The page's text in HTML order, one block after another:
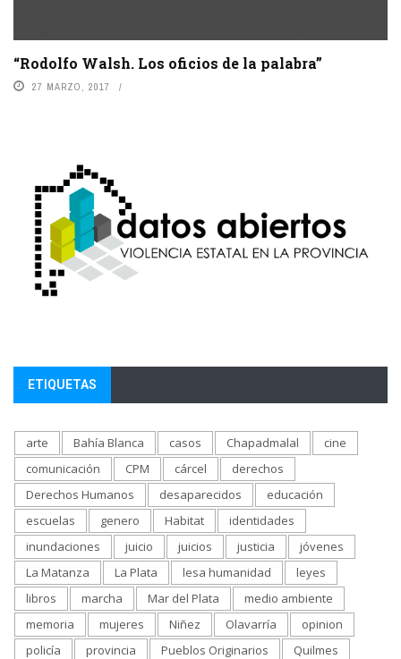
“Rodolfo Walsh. Los oficios de la palabra”
27 MARZO, 2017
ETIQUETAS
arte Bahía Blanca casos Chapadmalal
cine
comunicación
CPM cárcel
derechos
Derechos Humanos
desaparecidos
educación
escuelas
genero Habitat
identidades
inundaciones
juicio juicios justicia
jóvenes
La Matanza
La Plata lesa humanidad
leyes
libros
marcha Mar del Plata
medio ambiente
memoria
mujeres Niñez Olavarría
opinion
policía
provincia Pueblos Originarios
Quilmes